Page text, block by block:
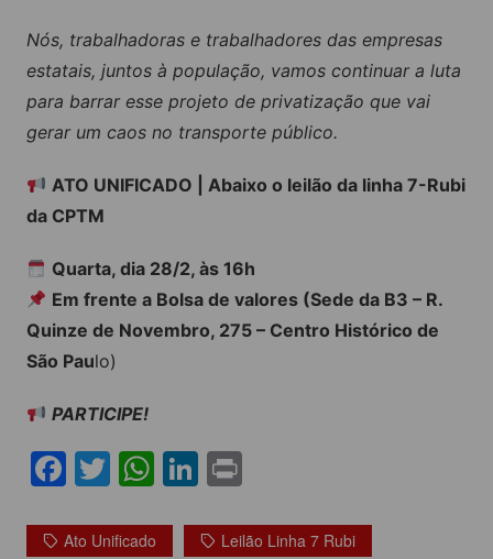
Nós, trabalhadoras e trabalhadores das empresas
estatais, juntos à população, vamos continuar a luta
para barrar esse projeto de privatização que vai
gerar um caos no transporte público.
ATO UNIFICADO | Abaixo o leilão da linha 7-Rubi
da CPTM
Quarta, dia 28/2, às 16h
Em frente a Bolsa de valores (Sede da B3 – R.
Quinze de Novembro, 275 – Centro Histórico de
São Paulo)
PARTICIPE!
F
c
T
itt
W
at
Li
k
Pr
t
Ato Unificado Leilão Linha 7 Rubi